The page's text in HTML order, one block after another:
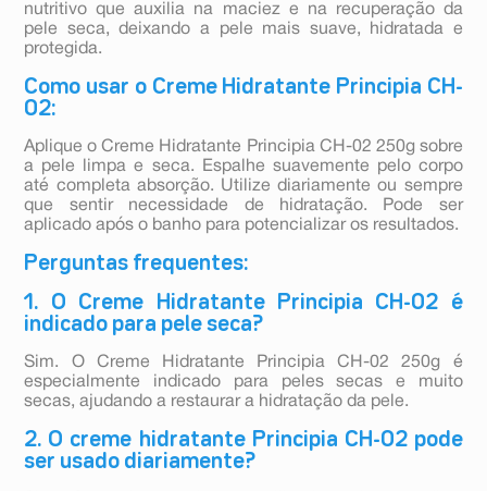
nutritivo que auxilia na maciez e na recuperação da
pele seca, deixando a pele mais suave, hidratada e
protegida.
Como usar o Creme Hidratante Principia CH-
02:
Aplique o Creme Hidratante Principia CH-02 250g sobre
a pele limpa e seca. Espalhe suavemente pelo corpo
até completa absorção. Utilize diariamente ou sempre
que sentir necessidade de hidratação. Pode ser
aplicado após o banho para potencializar os resultados.
Perguntas frequentes:
1. O Creme Hidratante Principia CH-02 é
indicado para pele seca?
Sim. O Creme Hidratante Principia CH-02 250g é
especialmente indicado para peles secas e muito
secas, ajudando a restaurar a hidratação da pele.
2. O creme hidratante Principia CH-02 pode
ser usado diariamente?